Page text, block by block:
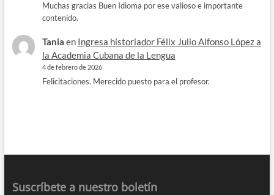
Muchas gracias Buen Idioma por ese valioso e importante
contenido.
Tania en Ingresa historiador Félix Julio Alfonso López a
la Academia Cubana de la Lengua
4 de febrero de 2026
Felicitaciones. Merecido puesto para el profesor.
Suscríbete a nuestro boletín